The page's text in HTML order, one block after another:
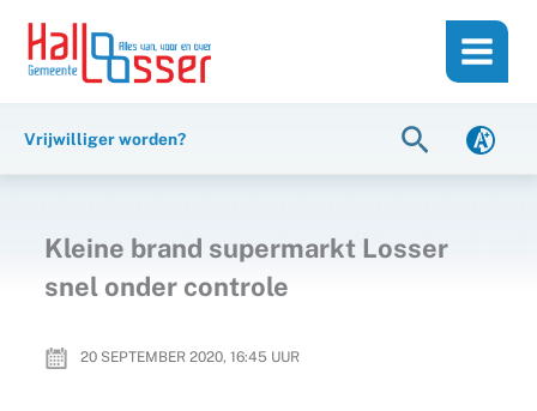
inhoud
naar
Vrijwilliger worden? Zoeken
Kleine brand supermarkt Losser
snel onder controle
20 SEPTEMBER 2020, 16:45 UUR